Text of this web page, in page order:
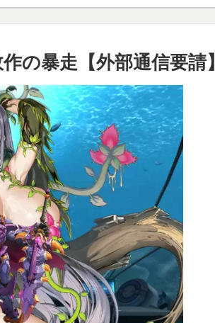
の暴走【外部通信要請】